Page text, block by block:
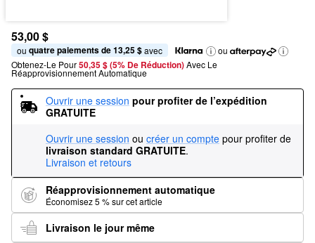
53,00 $
ou quatre paiements de 13,25 $ avec
ou
Obtenez-Le Pour50,35 $ (5% De Réduction) Avec Le
Réapprovisionnement Automatique
Ouvrir une session pour profiter de l’expédition
GRATUITE
Ouvrir une session ou créer un compte pour profiter de
livraison standard GRATUITE.
Livraison et retours
Réapprovisionnement automatique
Économisez 5 % sur cet article
Livraison le jour même